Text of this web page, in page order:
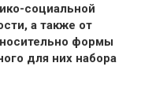
социальной
а также от
формы
для них набора